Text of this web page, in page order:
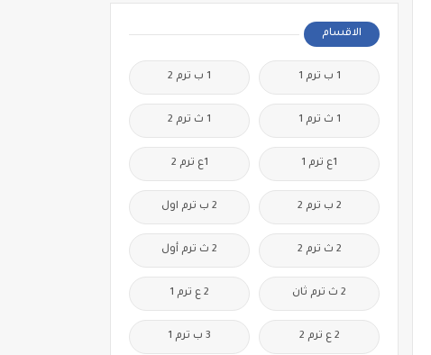
الاقسام
1 ب ترم 1 1 ب ترم 2
1 ث ترم 1 1 ث ترم 2
1ع ترم 1 1ع ترم 2
2 ب ترم 2 2 ب ترم اول
2 ث ترم 2 2 ث ترم أول
2 ث ترم ثان 2 ع ترم 1
2 ع ترم 2 3 ب ترم 1